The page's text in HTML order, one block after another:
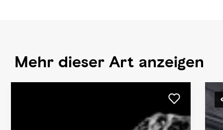
Mehr dieser Art anzeigen